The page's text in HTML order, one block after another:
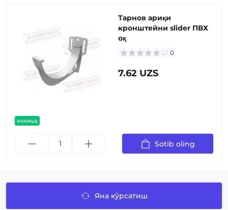
мавжуд
Тарнов ариқи
кронштейни slider ПВХ
оқ
0
7.62 UZS
Sotib oling
Яна кўрсатиш